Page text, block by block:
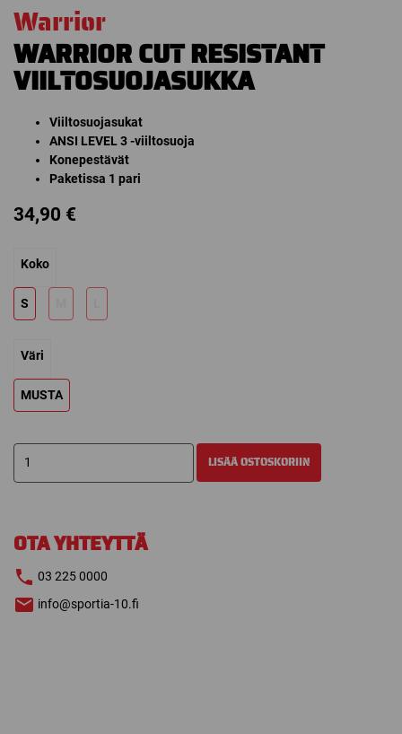
Warrior
WARRIOR CUT RESISTANT
VIILTOSUOJASUKKA
Viiltosuojasukat
ANSI LEVEL 3 -viiltosuoja
Konepestävät
Paketissa 1 pari
34,90 €
Koko
S
Väri
MUSTA
WARRIOR
CUT
LISÄÄ OSTOSKORIIN
OTA YHTEYTTÄ
03 225 0000
info@sportia-10.fi